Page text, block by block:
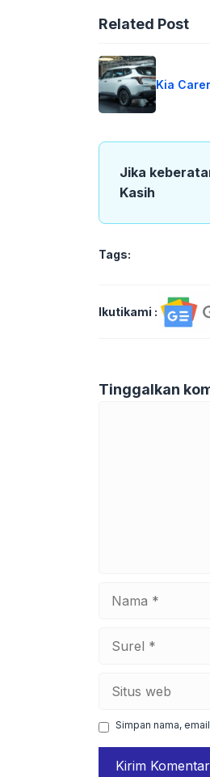
Related Post
Kia
Jika
Kasih
Tags:
Ikutikami :
Tinggalkan
web
Simpan nama,